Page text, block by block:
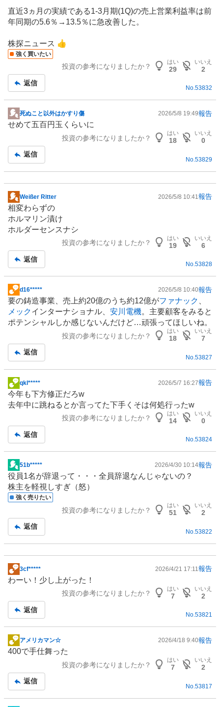
直近3ヵ月の実績である1-3月期(1Q)の売上営業利益率は前
年同期の5.6％→13.5％に急改善した。
株探ニュース 👍
強く買いたい
投資の参考になりましたか？
はい
29
いいえ
2
返信
No.53832
掲
示
事
死ぬこと以外はかすり傷 2026/5/8 19:49報告
せめて五百円玉くらいに
投資の参考になりましたか？
はい
18
いいえ
0
返信
No. 53829
掲
示
板
記
Weißer Ritter 2026/5/8 10:41 報告
相変わらずの
ホルマリン漬け
ホルダーセンスナシ
投資の参考になりましたか？
はい
19
いいえ
6
返信
No.53828
掲
示
板
記
d16***** 2026/5/8 10:40報告
要の鋳造事業、売上約20億のうち約12億がファナック
メックインターナショナル、 安川電機。主要顧客をみると
ポテンシャルしか感じないんだけど…頑張ってほしいね。
投資の参考になりましたか？
はい
18
いいえ
7
返信
No. 53827
掲
示
板
qkl***** 2026/5/7 16:27報告
今年も下方修正だろw
去年中に跳ねるとか言ってた下手くそは何処行ったw
投資の参考になりましたか？
はい
14
いいえ
0
返信
No.53824
掲
示
板
記
51b***** 2026/4/30 10:14報告
役員1名が辞退って・・・全員辞退なんじゃないの？
株主を軽視しすぎ（怒）
強く売りたい
投資の参考になりましたか？
はい
51
いいえ
2
返信
No. 53822
掲
示
事
3cf***** 2026/4/21 17:11 報告
わーい！少し上がった！
投資の参考になりましたか？
はい
7
いいえ
2
返信
No.53821
掲
示
事
アメリカマン☆ 2026/4/18 9:40報告
400で手仕舞った
投資の参考になりましたか？
はい
7
いいえ
2
返信
No. 53817